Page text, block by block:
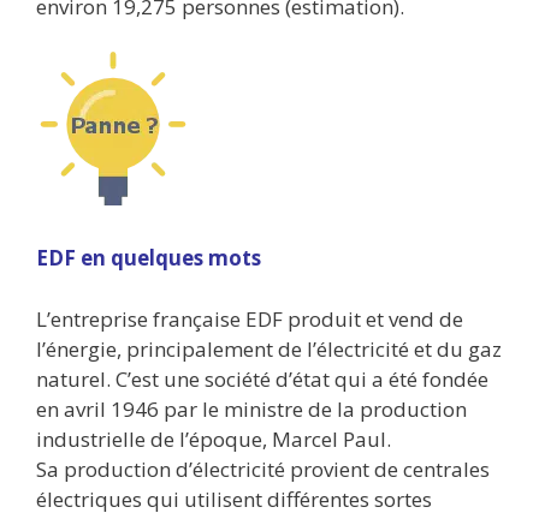
environ 19,275 personnes (estimation).
EDF en quelques mots
L’entreprise française EDF produit et vend de
l’énergie, principalement de l’électricité et du gaz
naturel. C’est une société d’état qui a été fondée
en avril 1946 par le ministre de la production
industrielle de l’époque, Marcel Paul.
Sa production d’électricité provient de centrales
électriques qui utilisent différentes sortes